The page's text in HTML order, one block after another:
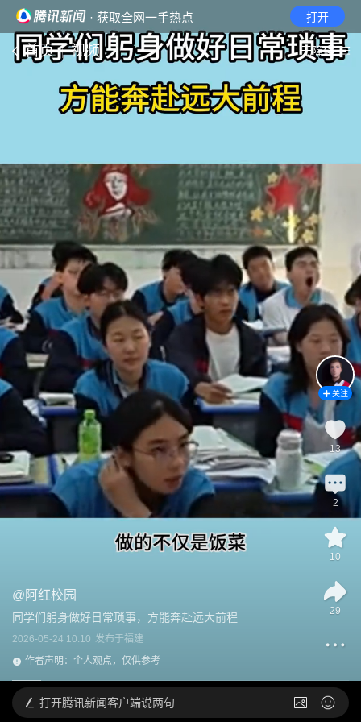
· 获取全网一手热点 打开
首页 视频 无障碍
@ 阿红校园
同学们躬身做好日常琐事，方能奔赴远大前程
2026-05-24 10:10 发布于福建
作者声明：个人观点，仅供参考
关注
13
2
10
29
打开腾讯新闻客户端说两句